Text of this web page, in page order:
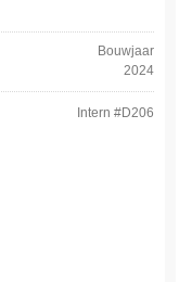
Bouwjaar
2024
Intern #D206